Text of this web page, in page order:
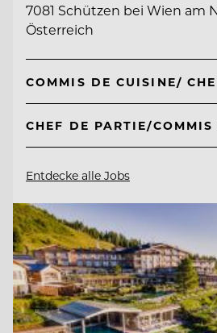
7081 Schützen bei Wien am
Österreich
COMMIS DE CUISINE/
CHEF DE PARTIE/
Entdecke alle Jobs